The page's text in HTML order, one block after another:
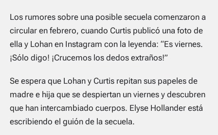
Los rumores sobre una posible secuela comenzaron a
circular en febrero, cuando Curtis publicó una foto de
ella y Lohan en Instagram con la leyenda: “Es viernes.
¡Sólo digo! ¡Crucemos los dedos extraños!”
Se espera que Lohan y Curtis repitan sus papeles de
madre e hija que se despiertan un viernes y descubren
que han intercambiado cuerpos. Elyse Hollander está
escribiendo el guión de la secuela.